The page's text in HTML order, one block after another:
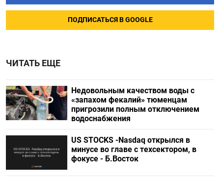
ПОДПИСАТЬСЯ В GOOGLE
ЧИТАТЬ ЕЩЕ
Недовольным качеством воды с
«запахом фекалий» тюменцам
пригрозили полным отключением
водоснабжения
US STOCKS -Nasdaq открылся в
минусе во главе с техсектором, в
фокусе - Б.Восток